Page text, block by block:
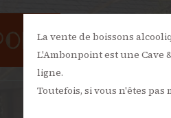
La vente de boissons
L'Ambonpoint est une Cave
ligne.
Toutefois, si vous n'êtes